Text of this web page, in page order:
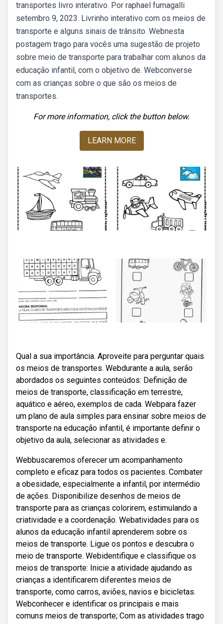
transportes livro interativo. Por raphael fumagalli
setembro 9, 2023. Livrinho interativo com os meios de
transporte e alguns sinais de trânsito. Webnesta
postagem trago para vocês uma sugestão de projeto
sobre meio de transporte para trabalhar com alunos da
educação infantil, com o objetivo de. Webconverse
com as crianças sobre o que são os meios de
transportes.
For more information, click the button below.
LEARN MORE
Qual a sua importância. Aproveite para perguntar quais
os meios de transportes. Webdurante a aula, serão
abordados os seguintes conteúdos: Definição de
meios de transporte, classificação em terrestre,
aquático e aéreo, exemplos de cada. Webpara fazer
um plano de aula simples para ensinar sobre meios de
transporte na educação infantil, é importante definir o
objetivo da aula, selecionar as atividades e.
Webbuscaremos oferecer um acompanhamento
completo e eficaz para todos os pacientes. Combater
a obesidade, especialmente a infantil, por intermédio
de ações. Disponibilize desenhos de meios de
transporte para as crianças colorirem, estimulando a
criatividade e a coordenação. Webatividades para os
alunos da educação infantil aprenderem sobre os
meios de transporte. Ligue os pontos e descubra o
meio de transporte. Webidentifique e classifique os
meios de transporte: Inicie a atividade ajudando as
crianças a identificarem diferentes meios de
transporte, como carros, aviões, navios e bicicletas.
Webconhecer e identificar os principais e mais
comuns meios de transporte; Com as atividades trago